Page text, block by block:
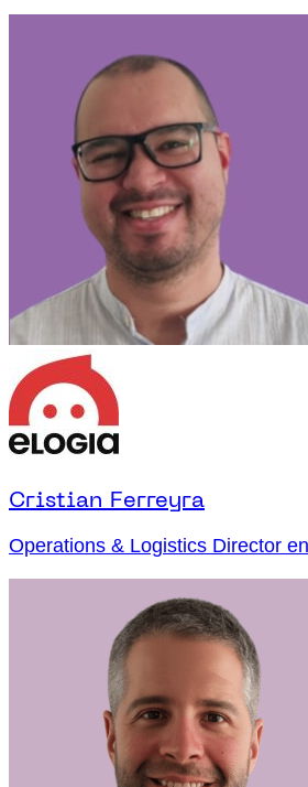
Cristian Ferreyra
Operations & Logistics Director